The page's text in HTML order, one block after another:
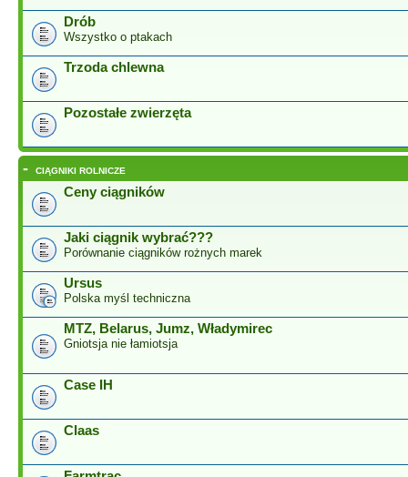
Drób
Wszystko o ptakach
Trzoda chlewna
Pozostałe zwierzęta
- CIĄGNIKI ROLNICZE
Ceny ciągników
Jaki ciągnik wybrać???
Porównanie ciągników rożnych marek
Ursus
Polska myśl techniczna
MTZ, Belarus, Jumz, Władymirec
Gniotsja nie łamiotsja
Case IH
Claas